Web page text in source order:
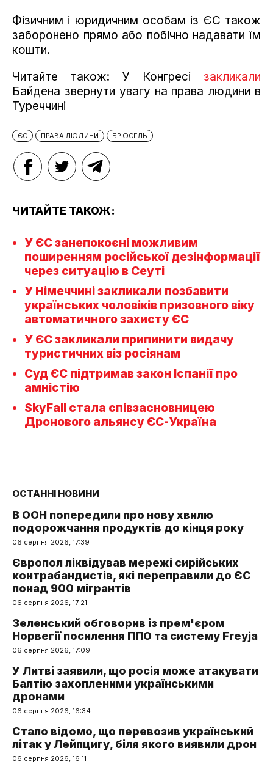
Фізичним і юридичним особам із ЄС також
заборонено прямо або побічно надавати їм
кошти.
Читайте також: У Конгресі закликали
Байдена звернути увагу на права людини в
Туреччині
ЄС ПРАВА ЛЮДИНИ БРЮСЕЛЬ
ЧИТАЙТЕ ТАКОЖ:
У ЄС занепокоєні можливим
поширенням російської дезінформації
через ситуацію в Сеуті
У Німеччині закликали позбавити
українських чоловіків призовного віку
автоматичного захисту ЄС
У ЄС закликали припинити видачу
туристичних віз росіянам
Суд ЄС підтримав закон Іспанії про
амністію
SkyFall стала співзасновницею
Дронового альянсу ЄС-Україна
ОСТАННІ НОВИНИ
В ООН попередили про нову хвилю
подорожчання продуктів до кінця року
06 серпня 2026, 17:39
Європол ліквідував мережі сирійських
контрабандистів, які переправили до ЄС
понад 900 мігрантів
06 серпня 2026, 17:21
Зеленський обговорив із прем'єром
Норвегії посилення ППО та систему Freyja
06 серпня 2026, 17:09
У Литві заявили, що росія може атакувати
Балтію захопленими українськими
дронами
06 серпня 2026, 16:34
Стало відомо, що перевозив український
літак у Лейпцигу, біля якого виявили дрон
06 серпня 2026, 16:11